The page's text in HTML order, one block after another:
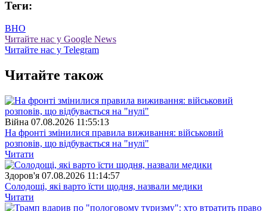
Теги:
ВНО
Читайте нас у Google News
Читайте нас у Telegram
Читайте також
Війна 07.08.2026 11:55:13
На фронті змінилися правила виживання: військовий
розповів, що відбувається на "нулі"
Читати
Здоров'я 07.08.2026 11:14:57
Солодощі, які варто їсти щодня, назвали медики
Читати